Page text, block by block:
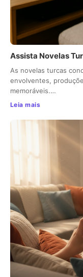
Assista Novelas
As novelas turcas
envolventes,
memoráveis.…
Leia mais